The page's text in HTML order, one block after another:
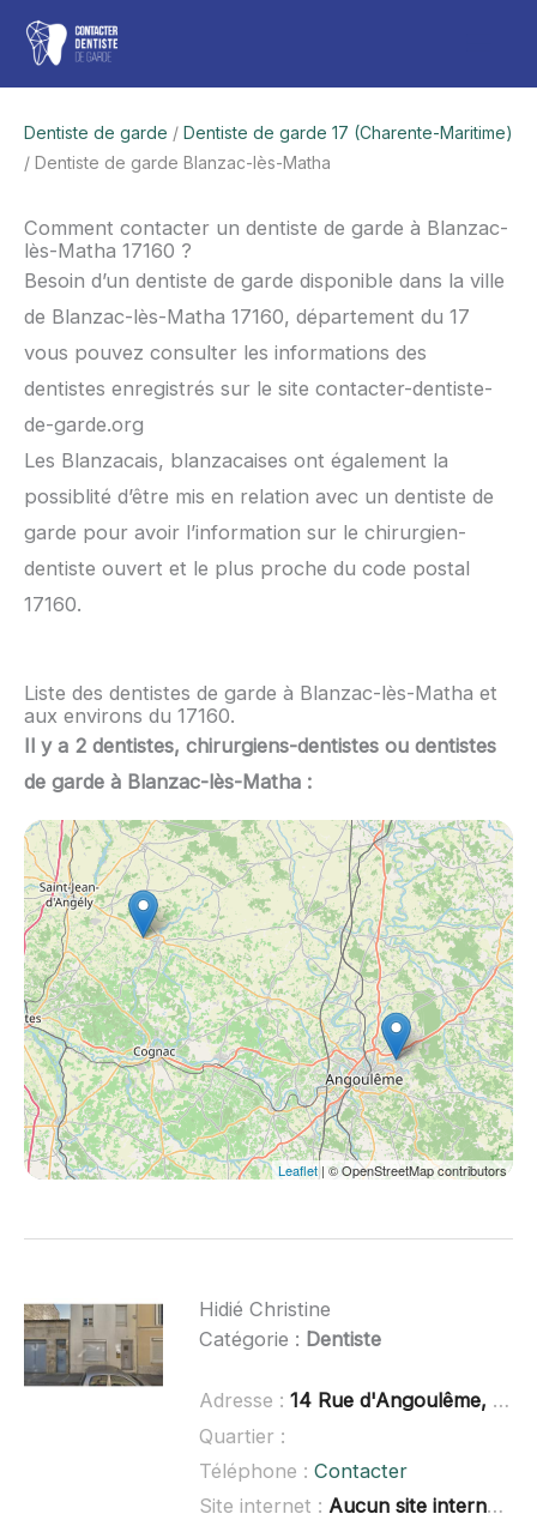
Aller
contenu
Dentiste de garde / Dentiste de garde 17 (Charente-Maritime)
/ Dentiste de garde Blanzac-lès-Matha
Comment contacter un dentiste de garde à Blanzac-
lès-Matha 17160 ?
Besoin d’un dentiste de garde disponible dans la ville
de Blanzac-lès-Matha 17160, département du 17
vous pouvez consulter les informations des
dentistes enregistrés sur le site contacter-dentiste-
de-garde.org
Les Blanzacais, blanzacaises ont également la
possiblité d’être mis en relation avec un dentiste de
garde pour avoir l’information sur le chirurgien-
dentiste ouvert et le plus proche du code postal
17160.
Liste des dentistes de garde à Blanzac-lès-Matha et
aux environs du 17160.
Il y a 2 dentistes, chirurgiens-dentistes ou dentistes
de garde à Blanzac-lès-Matha :
Leaflet | © OpenStreetMap contributors
Hidié Christine
Catégorie : Dentiste
Adresse : 14 Rue d'Angoulême, 17160 Blanzac-lès-Matha
Quartier :
Téléphone : Contacter
Site internet : Aucun site internet connu